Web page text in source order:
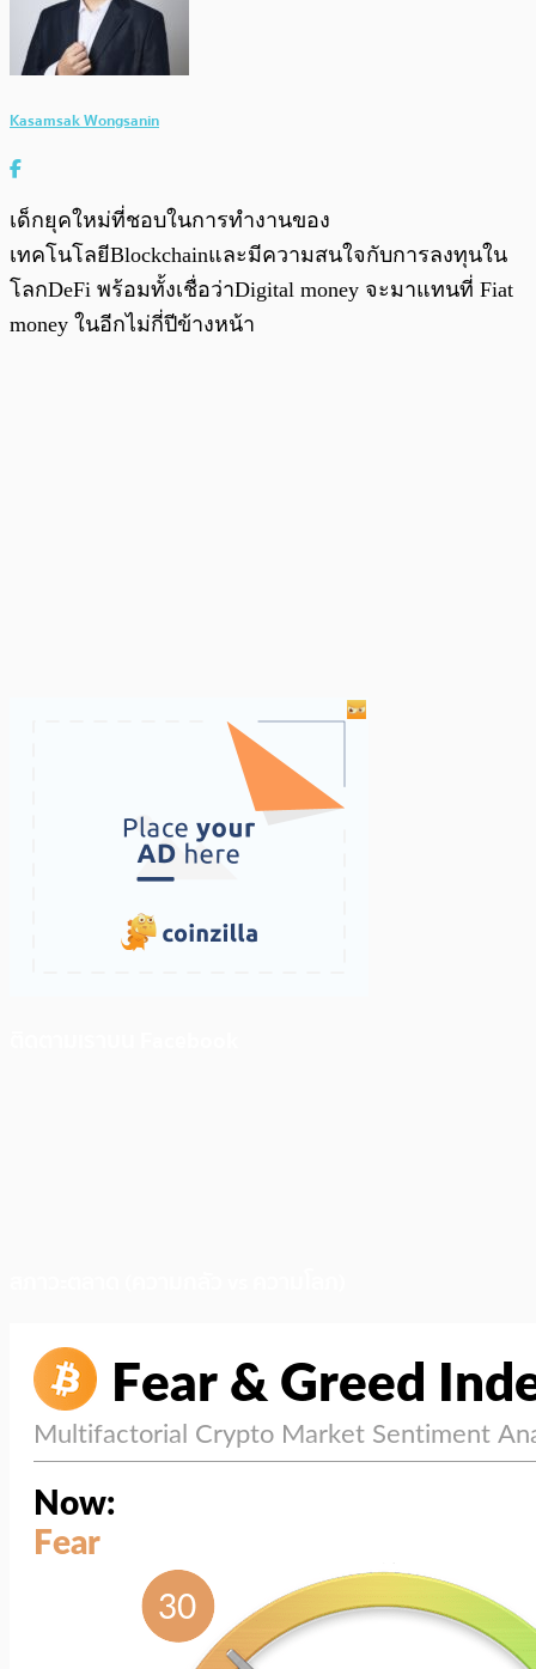
Kasamsak Wongsanin
เด็กยุคใหม่ที่ชอบในการทำงานของ
เทคโนโลยีBlockchainและมีความสนใจกับการลงทุนใน
โลกDeFi พร้อมทั้งเชื่อว่าDigital money จะมาแทนที่ Fiat
money ในอีกไม่กี่ปีข้างหน้า